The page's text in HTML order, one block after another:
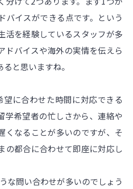
バイスができる点です。という
活を経験しているスタッフが多
ドバイスや海外の実情を伝えら
と思いますね。
に合わせた時間に対応できる
学希望者の忙しさから、連絡や
くなることが多いのですが、そ
の都合に合わせて即座に対応し
な問い合わせが多いのでしょう